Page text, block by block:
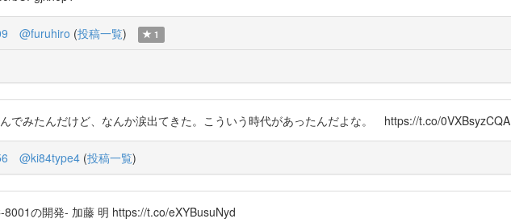
@furuhiro (投稿一覧) 1
でみたんだけど、なんか涙出てきた。こういう時代があったんだよな。 https://t.co/0VXBsyzCQA
@ki84type4 (投稿一覧)
の開発- 加藤 明 https://t.co/eXYBusuNyd